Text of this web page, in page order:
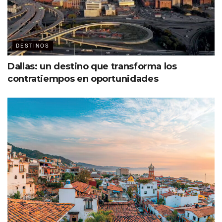
negociaciones pertinentes para tener más frecuencias y
facilitar la llegada de todos los asistentes al Tianguis
Turístico”.
Crece la inversión hotelera
DESTINOS
Dallas: un destino que transforma los
contratiempos en oportunidades